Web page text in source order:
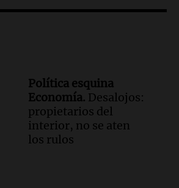
intimidad, según un informe
de fieles celebran a San
Política esquina
Economía. Desalojos:
propietarios del
interior, no se aten
los rulos